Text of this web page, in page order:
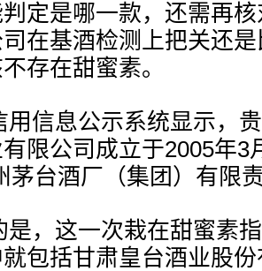
定是哪一款，还需再
在基酒检测上把关还
存在甜蜜素。
用信息公示系统显示，
限公司成立于2005年3
茅台酒厂（集团）有限
是，这一次栽在甜蜜素
包括甘肃皇台酒业股